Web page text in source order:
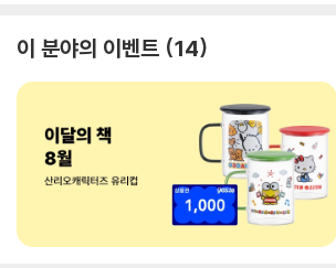
이 분야의 이벤트 14